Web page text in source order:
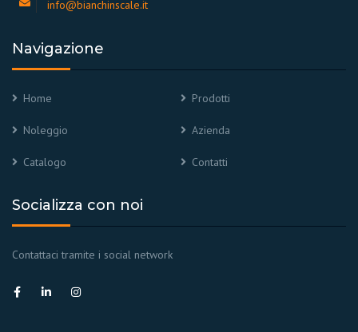
info@bianchinscale.it
Navigazione
Home Prodotti
Noleggio Azienda
Catalogo Contatti
Socializza con noi
Contattaci tramite i social network